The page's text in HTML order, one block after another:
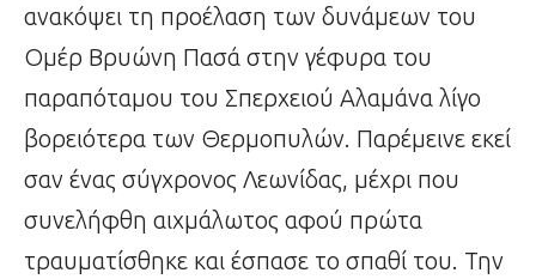
ανακόψει τη προέλαση των δυνάμεων του
Ομέρ Βρυώνη Πασά στην γέφυρα του
παραπόταμου του Σπερχειού Αλαμάνα λίγο
βορειότερα των Θερμοπυλών. Παρέμεινε εκεί
σαν ένας σύγχρονος Λεωνίδας, μέχρι που
συνελήφθη αιχμάλωτος αφού πρώτα
τραυματίσθηκε και έσπασε το σπαθί του. Την